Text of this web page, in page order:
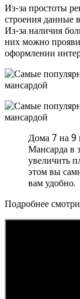
Из-за простоты
строения данные
Из-за наличия
них можно
оформлении
Дома 7 на 9
Мансарда в
увеличить
этом вы
вам удобно.
Подробнее